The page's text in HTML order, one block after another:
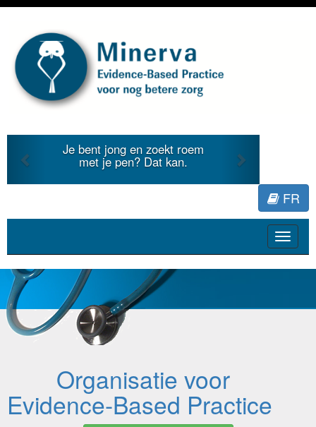
Je bent jong en zoekt roem
met je pen? Dat kan.
Previous
FR
Toggle
Organisatie voor
Evidence-Based Practice